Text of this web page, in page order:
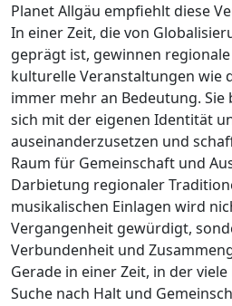
Planet Allgäu empfiehlt diese
In einer Zeit, die von
geprägt ist, gewinnen
kulturelle Veranstaltungen wie
immer mehr an Bedeutung.
sich mit der eigenen Identität
auseinanderzusetzen und
Raum für Gemeinschaft und
Darbietung regionaler
musikalischen Einlagen wird
Vergangenheit gewürdigt,
Verbundenheit und
Gerade in einer Zeit, in der
Suche nach Halt und